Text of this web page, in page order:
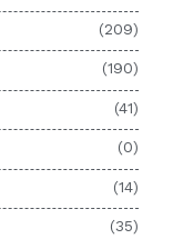
(209)
(190)
(41)
(0)
(14)
(35)